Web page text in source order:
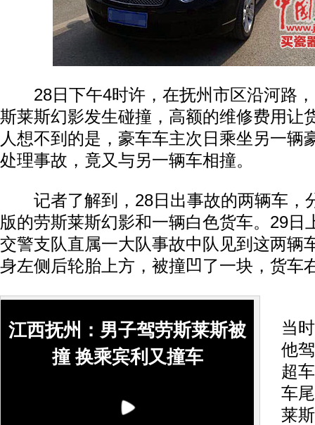
28日下午4时许，在抚州市区沿河路，
斯莱斯幻影发生碰撞，高额的维修费用让
人想不到的是，豪车车主次日乘坐另一辆
处理事故，竟又与另一辆车相撞。
记者了解到，28日出事故的两辆车，
版的劳斯莱斯幻影和一辆白色货车。29日
交警支队直属一大队事故中队见到这两辆
身左侧后轮胎上方，被撞凹了一块，货车
江西抚州：男子驾劳斯莱斯被
撞 换乘宾利又撞车
当
他
超
车
莱